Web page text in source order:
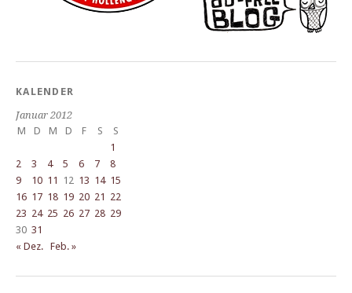
KALENDER
Januar 2012
M
D M D F S
S
1
2
3 4 5 6 7
8
9
10 11 12 13 14 15
16 17 18 19 20 21 22
23 24 25 26 27 28 29
30 31
« Dez. Feb. »